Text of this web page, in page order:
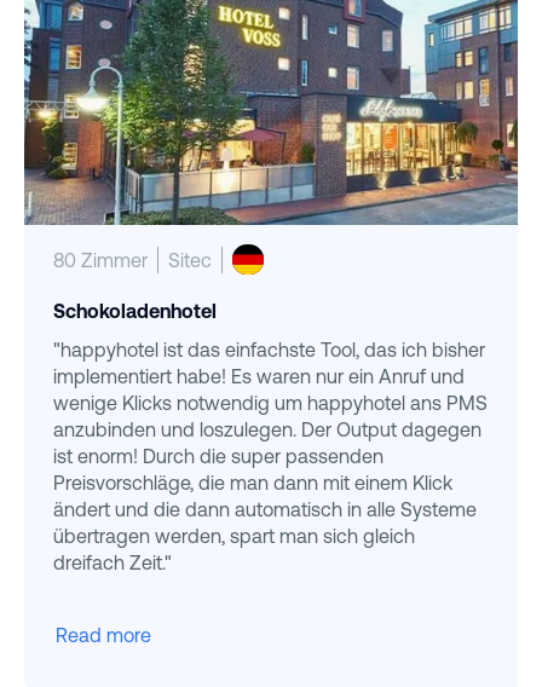
80 Zimmer Sitec
Schokoladenhotel
"happyhotel ist das einfachste Tool, das ich bisher
implementiert habe! Es waren nur ein Anruf und
wenige Klicks notwendig um happyhotel ans PMS
anzubinden und loszulegen. Der Output dagegen
ist enorm! Durch die super passenden
Preisvorschläge, die man dann mit einem Klick
ändert und die dann automatisch in alle Systeme
übertragen werden, spart man sich gleich
dreifach Zeit."
Read more